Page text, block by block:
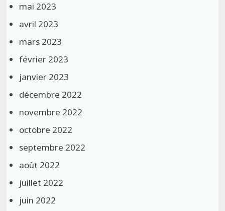
mai 2023
avril 2023
mars 2023
février 2023
janvier 2023
décembre 2022
novembre 2022
octobre 2022
septembre 2022
août 2022
juillet 2022
juin 2022